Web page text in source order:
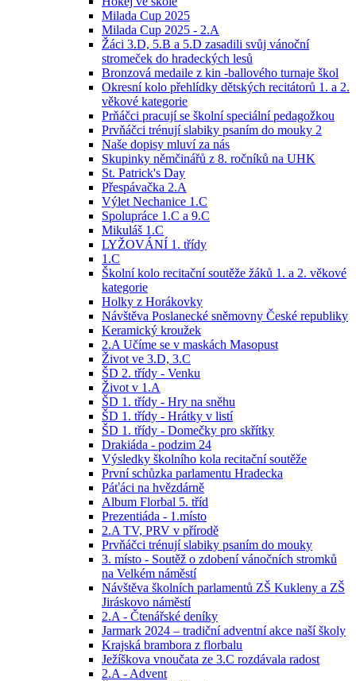
Milada Cup 2025
Milada Cup 2025 - 2.A
Žáci 3.D, 5.B a 5.D zasadili svůj vánoční
stromeček do hradeckých lesů
Bronzová medaile z kin -ballového turnaje škol
Okresní kolo přehlídky dětských recitátorů 1. a 2.
věkové kategorie
Prňáčci pracují se školní speciální pedagožkou
Prvňáčci trénují slabiky psaním do mouky 2
Naše dopisy mluví za nás
Skupinky němčinářů z 8. ročníků na UHK
St. Patrick's Day
Přespávačka 2.A
Výlet Nechanice 1.C
Spolupráce 1.C a 9.C
Mikuláš 1.C
LYŽOVÁNÍ 1. třídy
1.C
Školní kolo recitační soutěže žáků 1. a 2. věkové
kategorie
Holky z Horákovky
Návštěva Poslanecké sněmovny České republiky
Keramický kroužek
2.A Učíme se v maskách Masopust
Život ve 3.D, 3.C
ŠD 2. třídy - Venku
Život v 1.A
ŠD 1. třídy - Hry na sněhu
ŠD 1. třídy - Hrátky v listí
ŠD 1. třídy - Domečky pro skřítky
Drakiáda - podzim 24
Výsledky školního kola recitační soutěže
První schůzka parlamentu Hradecka
Páťáci na hvězdárně
Album Florbal 5. tříd
Prezentiáda - 1.místo
2.A TV, PRV v přírodě
Prvňáčci trénují slabiky psaním do mouky
3. místo - Soutěž o zdobení vánočních stromků
na Velkém náměstí
Návštěva školních parlamentů ZŠ Kukleny a ZŠ
Jiráskovo náměstí
2.A - Čtenářské deníky
Jarmark 2024 – tradiční adventní akce naší školy
Krajská brambora z florbalu
Ježíškova vnoučata ze 3.C rozdávala radost
2.A - Advent